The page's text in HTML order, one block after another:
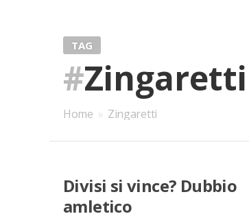
TAG
#Zingaretti
Home » Zingaretti
Di­vi­si si vin­ce? Dub­bio
am­le­ti­co